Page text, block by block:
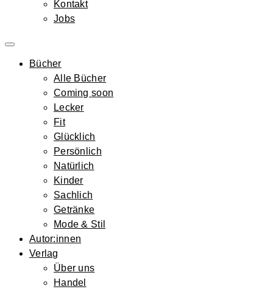
Kontakt
Jobs
Bücher
Alle Bücher
Coming soon
Lecker
Fit
Glücklich
Persönlich
Natürlich
Kinder
Sachlich
Getränke
Mode & Stil
Autor:innen
Verlag
Über uns
Handel